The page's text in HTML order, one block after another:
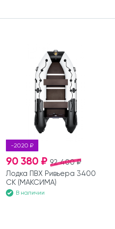
-2020 ₽
92 400 ₽
90 380 ₽
Лодка ПВХ Ривьера 3400
СК (МАКСИМА)
В наличии